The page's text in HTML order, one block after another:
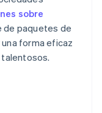
sobre
de paquetes de
forma eficaz